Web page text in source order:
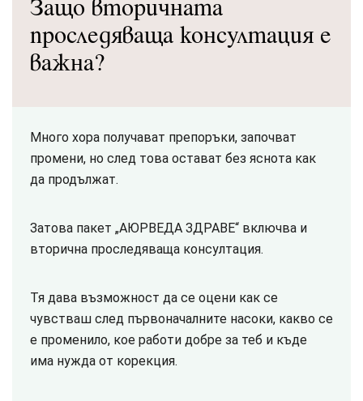
Защо вторичната
проследяваща консултация е
важна?
Много хора получават препоръки, започват
промени, но след това остават без яснота как
да продължат.
Затова пакет „АЮРВЕДА ЗДРАВЕ“ включва и
вторична проследяваща консултация.
Тя дава възможност да се оцени как се
чувстваш след първоначалните насоки, какво се
е променило, кое работи добре за теб и къде
има нужда от корекция.